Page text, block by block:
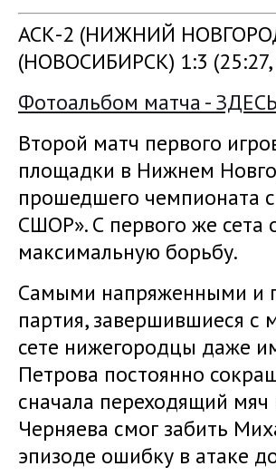
АСК-2 (НИЖНИЙ
(НОВОСИБИРСК) 1:3 (25:27,
Фотоальбом матча - ЗДЕСЬ
Второй матч первого
площадки в Нижнем
прошедшего чемпионата
СШОР». С первого же сета
максимальную борьбу.
Самыми напряженными и
партия, завершившиеся
сете нижегородцы даже
Петрова постоянно
сначала переходящий
Черняева смог забить
эпизоде ошибку в атаке